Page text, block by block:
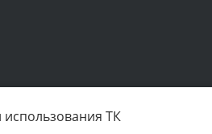
использования ТК